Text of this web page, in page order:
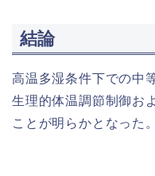
結論
高温多湿条件下での中
生理的体温調節制御お
ことが明らかとなった。